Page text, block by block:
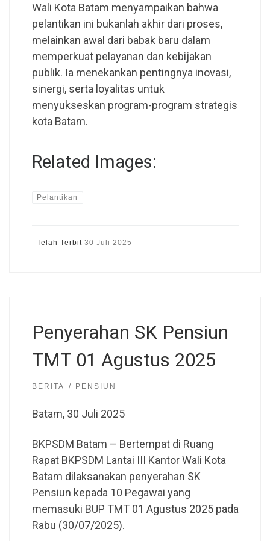
Wali Kota Batam menyampaikan bahwa
pelantikan ini bukanlah akhir dari proses,
melainkan awal dari babak baru dalam
memperkuat pelayanan dan kebijakan
publik. Ia menekankan pentingnya inovasi,
sinergi, serta loyalitas untuk
menyukseskan program-program strategis
kota Batam.
Related Images:
Pelantikan
Telah Terbit 30 Juli 2025
Penyerahan SK Pensiun
TMT 01 Agustus 2025
BERITA PENSIUN
Batam, 30 Juli 2025
BKPSDM Batam – Bertempat di Ruang
Rapat BKPSDM Lantai III Kantor Wali Kota
Batam dilaksanakan penyerahan SK
Pensiun kepada 10 Pegawai yang
memasuki BUP TMT 01 Agustus 2025 pada
Rabu (30/07/2025).